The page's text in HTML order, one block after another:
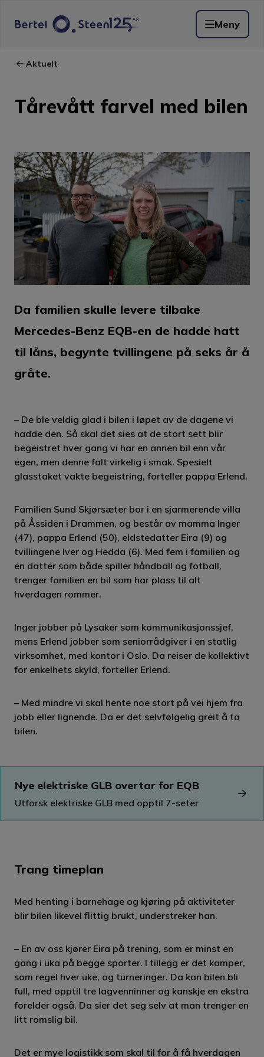
Meny
Aktuelt
Tårevått farvel med bilen
Da familien skulle levere tilbake
Mercedes-Benz EQB-en de hadde hatt
til låns, begynte tvillingene på seks år å
gråte.
– De ble veldig glad i bilen i løpet av de dagene vi
hadde den. Så skal det sies at de stort sett blir
begeistret hver gang vi har en annen bil enn vår
egen, men denne falt virkelig i smak. Spesielt
glasstaket vakte begeistring, forteller pappa Erlend.
Familien Sund Skjørsæter bor i en sjarmerende villa
på Åssiden i Drammen, og består av mamma Inger
(47), pappa Erlend (50), eldstedatter Eira (9) og
tvillingene Iver og Hedda (6). Med fem i familien og
en datter som både spiller håndball og fotball,
trenger familien en bil som har plass til alt
hverdagen rommer.
Inger jobber på Lysaker som kommunikasjonssjef,
mens Erlend jobber som seniorrådgiver i en statlig
virksomhet, med kontor i Oslo. Da reiser de kollektivt
for enkelhets skyld, forteller Erlend.
– Med mindre vi skal hente noe stort på vei hjem fra
jobb eller lignende. Da er det selvfølgelig greit å ta
bilen.
Nye elektriske GLB overtar for EQB
Utforsk elektriske GLB med opptil 7-seter
Trang timeplan
Med henting i barnehage og kjøring på aktiviteter
blir bilen likevel flittig brukt, understreker han.
– En av oss kjører Eira på trening, som er minst en
gang i uka på begge sporter. I tillegg er det kamper,
som regel hver uke, og turneringer. Da kan bilen bli
full, med opptil tre lagvenninner og kanskje en ekstra
forelder også. Da sier det seg selv at man trenger en
litt romslig bil.
Det er mye logistikk som skal til for å få hverdagen